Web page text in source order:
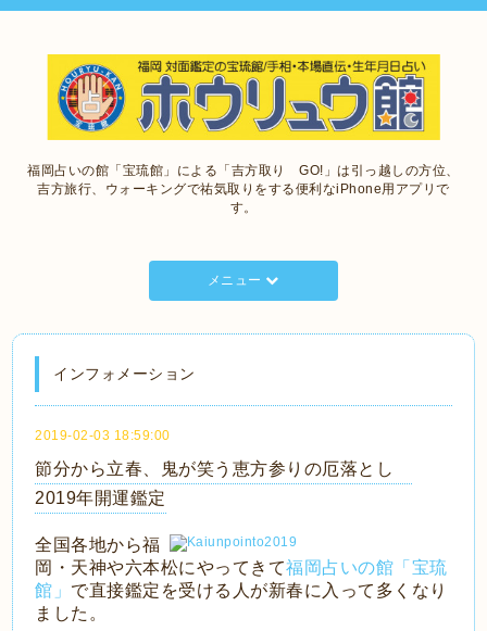
福岡占いの館「宝琉館」による「吉方取り GO!」は引っ越しの方位、
吉方旅行、ウォーキングで祐気取りをする便利なiPhone用アプリで
す。
メニュー
インフォメーション
2019-02-03 18:59:00
節分から立春、鬼が笑う恵方参りの厄落とし
2019年開運鑑定
全国各地から福
岡・天神や六本松にやってきて福岡占いの館「宝琉
館」 で直接鑑定を受ける人が新春に入って多くなり
ました。